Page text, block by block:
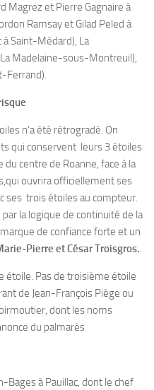
Magrez et Pierre Gagnaire à
Ramsay et Gilad Peled à
à Saint-Médard), La
Madelaine-sous-Montreuil),
Ferrand).
n’a été rétrogradé. On
qui conservent leurs 3 étoiles
centre de Roanne, face à la
ouvrira officiellement ses
ses trois étoiles au compteur.
par la logique de continuité de la
de confiance forte et un
Pierre et César Troisgros..
étoile. Pas de troisième étoile
de Jean-François Piège ou
dont les noms
du palmarès
Bages à Pauillac, dont le chef